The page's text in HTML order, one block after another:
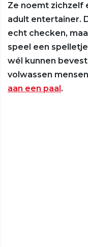
Ze noemt zichzelf
adult entertainer.
echt checken,
speel een
wél kunnen
volwassen
aan een paal.